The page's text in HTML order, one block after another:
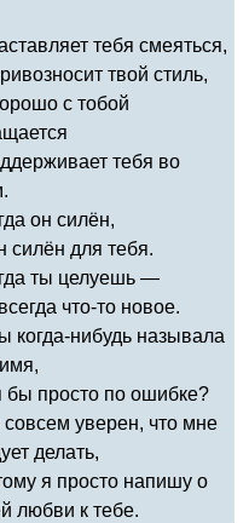
тебя смеяться,
твой стиль,
с тобой
тебя во
он силён,
силён для тебя.
ты целуешь —
что-то новое.
когда-нибудь называла
бы просто по ошибке?
уверен, что мне
делать,
я просто напишу о
любви к тебе.